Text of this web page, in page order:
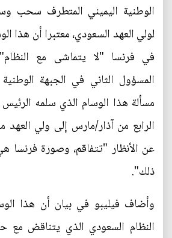
الوطنية اليميني المتطرف سحب
لولي العهد السعودي، معتبرا أن هذا
في فرنسا "لا يتماشى مع
المسؤول الثاني في الجبهة
مسألة هذا الوسام الذي سلمه
الرابع من آذار/مارس إلى ولي
عن الأنظار "تتفاقم، وصورة فرنسا
ذلك".
وأضاف فيليبو في بيان أن هذا
النظام السعودي الذي يتناقض مع